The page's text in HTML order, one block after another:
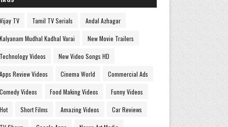
TV Tamil TV Serials Andal Azhagar
Mudhal Kadhal Varai New Movie Trailers
Videos New Video Songs HD
Review Videos Cinema World Commercial Ads
Videos Food Making Videos Funny Videos
Short Films Amazing Videos Car Reviews